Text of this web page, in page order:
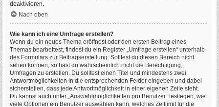
deaktivieren.
Nach oben
Wie kann ich eine Umfrage erstellen?
Wenn du ein neues Thema eröffnest oder den ersten Beitrag eines
Themas bearbeitest, findest du ein Register „Umfrage erstellen“ unterhalb
des Formulars zur Beitragserstellung. Solltest du diesen Bereich nicht
sehen können, so hast du wahrscheinlich nicht die Berechtigung,
Umfragen zu erstellen. Du solltest einen Titel und mindestens zwei
Antwortmöglichkeiten in die entsprechenden Felder eingeben und dabei
sicherstellen, dass jede Antwortmöglichkeit in einer eigenen Zeile steht.
Du kannst auch unter „Auswahlmöglichkeiten pro Benutzer“ festlegen, wie
viele Optionen ein Benutzer auswählen kann, welches Zeitlimit für die